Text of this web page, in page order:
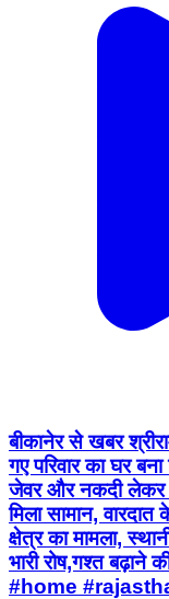
बीकानेर से खबर
गए परिवार का घर
जेवर और नकदी लेकर
मिला सामान,
क्षेत्र का मामला,
भारी रोष,गश्त
#home